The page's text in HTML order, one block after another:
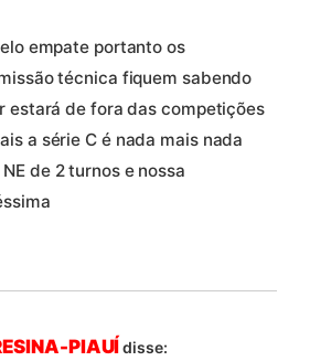
empate portanto os
técnica fiquem sabendo
estará de fora das competições
a série C é nada mais nada
de 2 turnos e nossa
PIAUÍdisse: